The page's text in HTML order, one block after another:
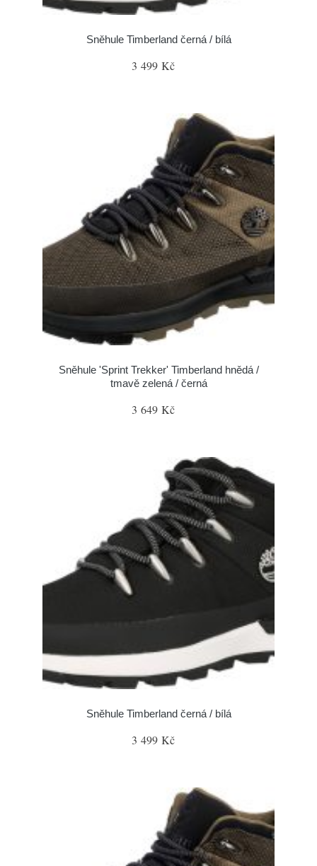
Sněhule Timberland černá / bílá
3 499 Kč
Sněhule 'Sprint Trekker' Timberland hnědá /
tmavě zelená / černá
3 649 Kč
Sněhule Timberland černá / bílá
3 499 Kč